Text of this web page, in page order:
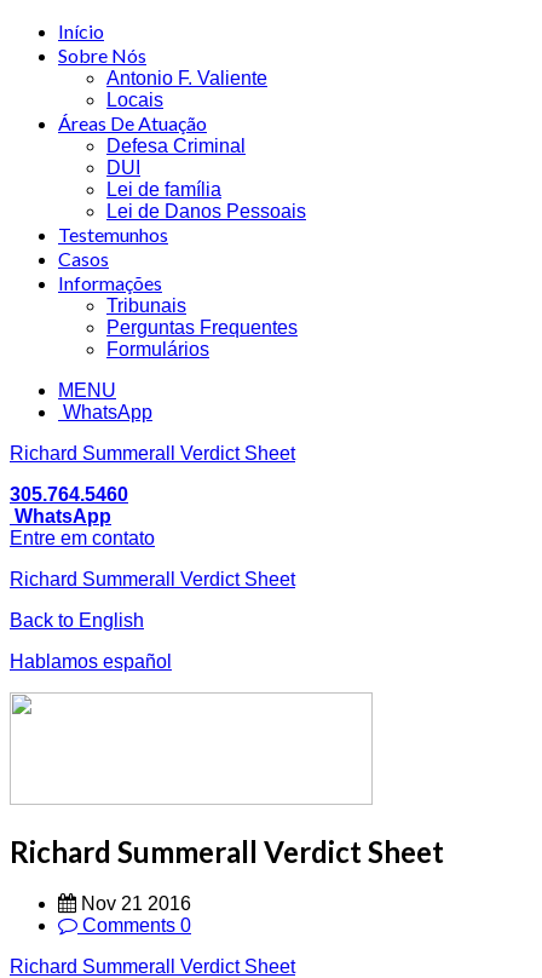
Início
Sobre Nós
Antonio F. Valiente
Locais
Áreas De Atuação
Defesa Criminal
DUI
Lei de família
Lei de Danos Pessoais
Testemunhos
Casos
Informações
Tribunais
Perguntas Frequentes
Formulários
MENU
WhatsApp
Richard Summerall Verdict Sheet
305.764.5460
WhatsApp
Entre em contato
Richard Summerall Verdict Sheet
Back to English
Hablamos español
Richard Summerall Verdict Sheet
Nov 21 2016
Comments 0
Richard Summerall Verdict Sheet